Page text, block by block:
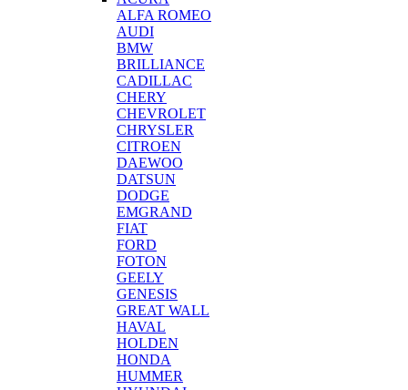
ALFA ROMEO
AUDI
BMW
BRILLIANCE
CADILLAC
CHERY
CHEVROLET
CHRYSLER
CITROEN
DAEWOO
DATSUN
DODGE
EMGRAND
FIAT
FORD
FOTON
GEELY
GENESIS
GREAT WALL
HAVAL
HOLDEN
HONDA
HUMMER